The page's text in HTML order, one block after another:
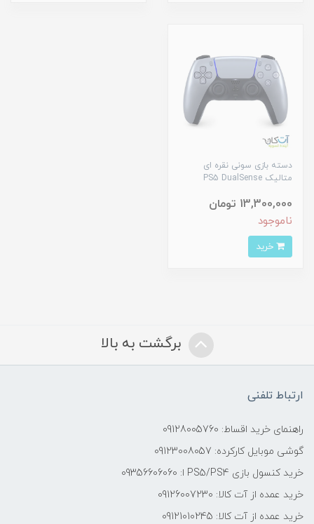
دسته بازی سونی نقره ای
متالیک PS5 DualSense
13,300,000 تومان
ناموجود
برگشت به بالا
ارتباط تلفنی
راهنمای خرید اقساط: 09128005760
گوشی موبایل کارکرده: 09123008057
خرید کنسول بازی PS5/PS4 ا: 09356606060
خرید عمده از آت کالا: 09126007230
خرید عمده از آت کالا: 09121010245